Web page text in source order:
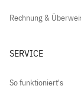
Rechnung &
SERVICE
So funktioniert's